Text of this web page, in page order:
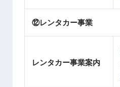
⑫レンタカー事業
レンタカー事業案内